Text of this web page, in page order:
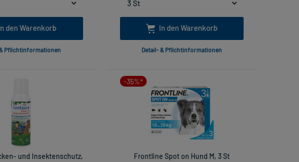
den Warenkorb
Pflichtinformationen
In den Warenkorb
Detail- & Pflichtinformationen
und Insektenschutz,
-35%*
Frontline Spot on Hund M, 3 St